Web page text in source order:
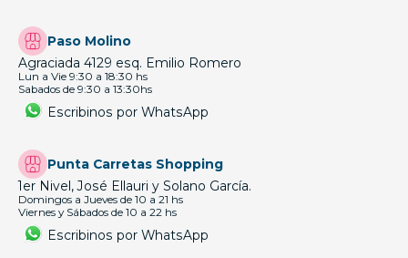
Paso Molino
Agraciada 4129 esq. Emilio Romero
Lun a Vie 9:30 a 18:30 hs
Sabados de 9:30 a 13:30hs
Escribinos por WhatsApp
Punta Carretas Shopping
1er Nivel, José Ellauri y Solano García.
Domingos a Jueves de 10 a 21 hs
Viernes y Sábados de 10 a 22 hs
Escribinos por WhatsApp